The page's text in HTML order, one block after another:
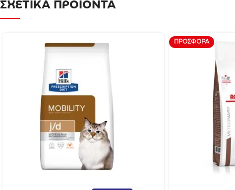
ΣΧΕΤΙΚΑ ΠΡΟΪΟΝΤΑ
ΠΡΟΣΦΟΡΆ